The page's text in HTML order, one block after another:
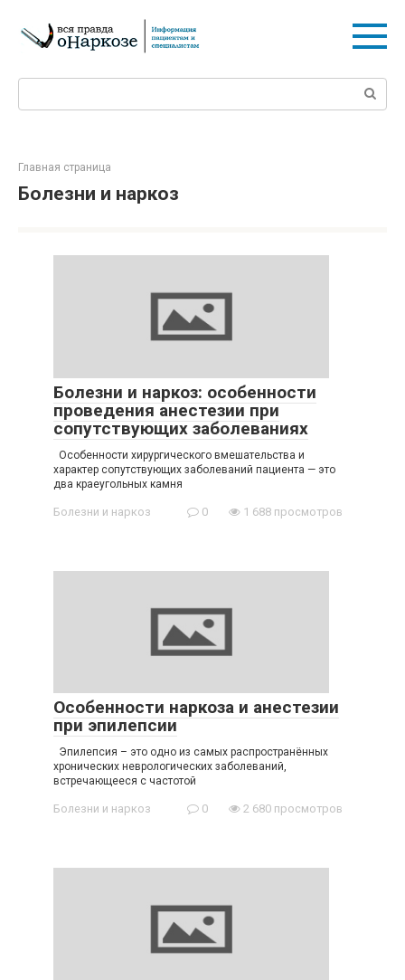
контенту
Поиск:
Главная страница
Болезни и наркоз
Болезни и наркоз: особенности
проведения анестезии при
сопутствующих заболеваниях
Особенности хирургического вмешательства и
характер сопутствующих заболеваний пациента — это
два краеугольных камня
Болезни и наркоз 0 1 688 просмотров
Особенности наркоза и анестезии
при эпилепсии
Эпилепсия – это одно из самых распространённых
хронических неврологических заболеваний,
встречающееся с частотой
Болезни и наркоз 0 2 680 просмотров